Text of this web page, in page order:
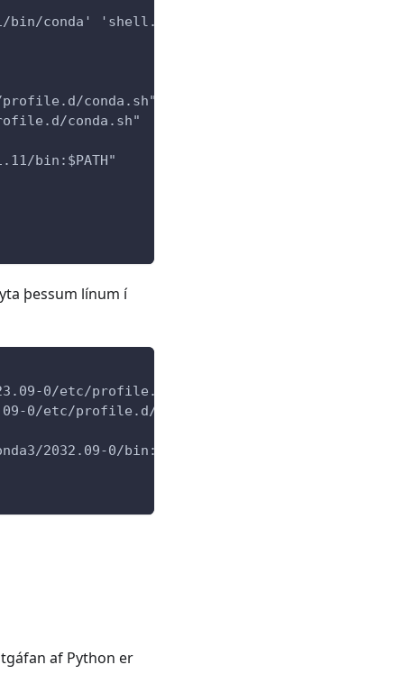
bin/conda' 'shell.bash' 'hook' 2> /dev/null)"
conda.sh" ]; then
conda.sh"
bin:$PATH"
þessum línum í
0/etc/profile.d/conda.sh" ]; then
0/etc/profile.d/conda.sh"
2032.09-0/bin:$PATH"
af Python er